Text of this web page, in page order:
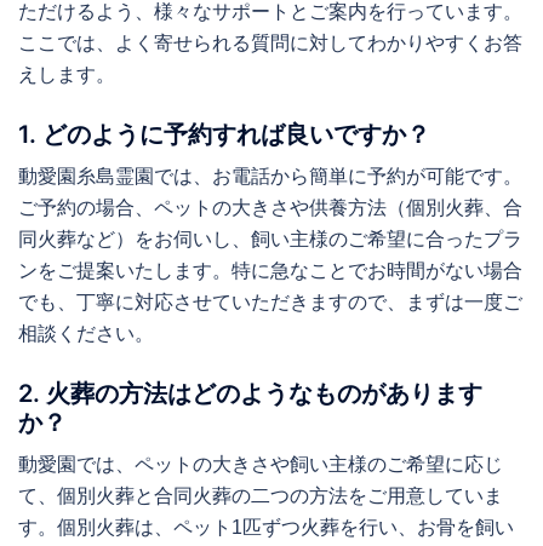
ただけるよう、様々なサポートとご案内を行っています。
ここでは、よく寄せられる質問に対してわかりやすくお答
えします。
1. どのように予約すれば良いですか？
動愛園糸島霊園では、お電話から簡単に予約が可能です。
ご予約の場合、ペットの大きさや供養方法（個別火葬、合
同火葬など）をお伺いし、飼い主様のご希望に合ったプラ
ンをご提案いたします。特に急なことでお時間がない場合
でも、丁寧に対応させていただきますので、まずは一度ご
相談ください。
2. 火葬の方法はどのようなものがあります
か？
動愛園では、ペットの大きさや飼い主様のご希望に応じ
て、個別火葬と合同火葬の二つの方法をご用意していま
す。個別火葬は、ペット1匹ずつ火葬を行い、お骨を飼い